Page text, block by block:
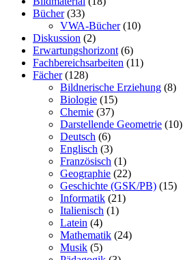
Bücher(33)
VWA-Bücher(10)
Diskussion (2)
Erwartungshorizont (6)
Fachbereichsarbeiten (11)
Fächer(128)
Bildnerische Erziehung (8)
Biologie (15)
Chemie (37)
Darstellende Geometrie (10)
Deutsch (6)
Englisch (3)
Französisch (1)
Geographie (22)
Geschichte (GSK/PB) (15)
Informatik (21)
Italienisch (1)
Latein (4)
Mathematik (24)
Musik (5)